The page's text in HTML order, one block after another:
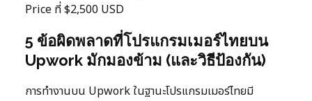
Price ที่ $2,500 USD
5 ข้อผิดพลาดที่โปรแกรมเมอร์ไทยบน
Upwork มักมองข้าม (และวิธีป้องกัน)
การทำงานบน Upwork ในฐานะโปรแกรมเมอร์ไทยมี